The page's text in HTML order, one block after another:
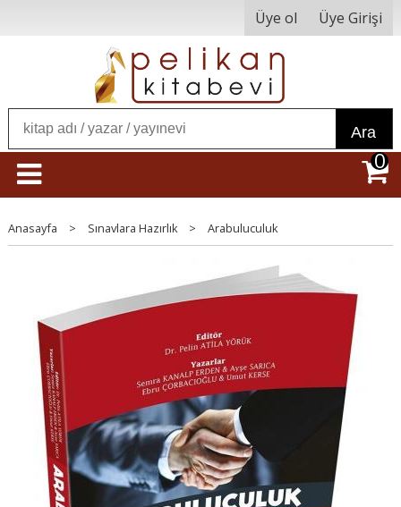
Üye ol Üye Girişi
Ara
0
Anasayfa > Sınavlara Hazırlık > Arabuluculuk